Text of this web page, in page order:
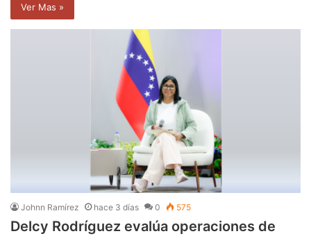
Ver Mas »
Johnn Ramírez hace 3 días 0 575
Delcy Rodríguez evalúa operaciones de